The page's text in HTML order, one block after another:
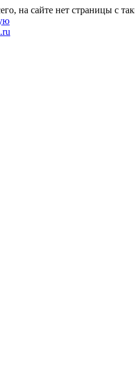
на сайте нет страницы с